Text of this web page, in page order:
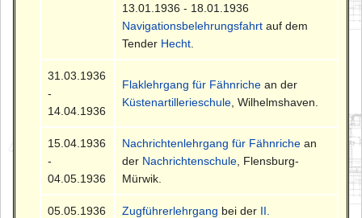
13.01.1936 - 18.01.1936
Navigationsbelehrungsfahrt auf dem
Tender Hecht
31.03.1936
-
14.04.1936
Flaklehrgang für Fähnriche an der
Küstenartillerieschule , Wilhelmshaven.
15.04.1936
-
04.05.1936
Nachrichtenlehrgang für Fähnriche an
der Nachrichtenschule , Flensburg-
Mürwik.
05.05.1936
Zugführerlehrgang bei der II.